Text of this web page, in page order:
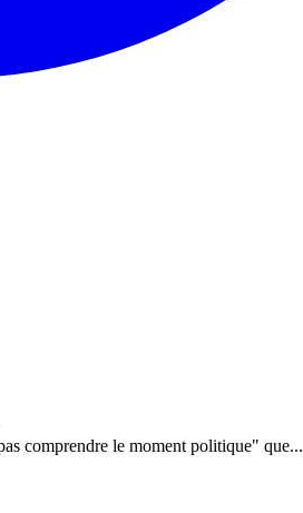
comprendre le moment politique" que...